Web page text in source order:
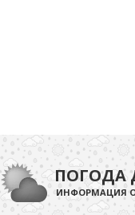
ПОГОДА
ИНФОРМАЦИЯ